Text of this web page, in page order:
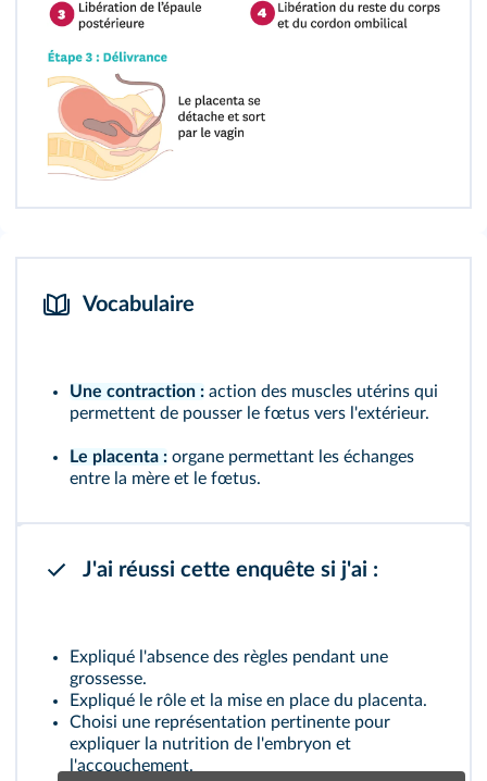
Vocabulaire
Une contraction : action des muscles utérins qui
permettent de pousser le fœtus vers l'extérieur.
Le placenta : organe permettant les échanges
entre la mère et le fœtus.
J'ai réussi cette enquête si j'ai :
Expliqué l'absence des règles pendant une
grossesse.
Expliqué le rôle et la mise en place du placenta.
Choisi une représentation pertinente pour
expliquer la nutrition de l'embryon et
l'accouchement.